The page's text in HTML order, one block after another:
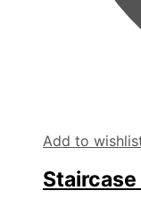
Add to